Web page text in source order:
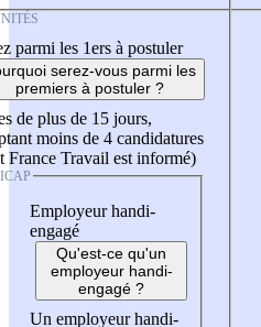
parmi les 1ers à postuler
serez-vous parmi les
premiers à postuler ?
de plus de 15 jours,
moins de 4 candidatures
France Travail est informé)
Employeur handi-
engagé
Qu'est-ce qu'un
employeur handi-
engagé ?
Un employeur handi-